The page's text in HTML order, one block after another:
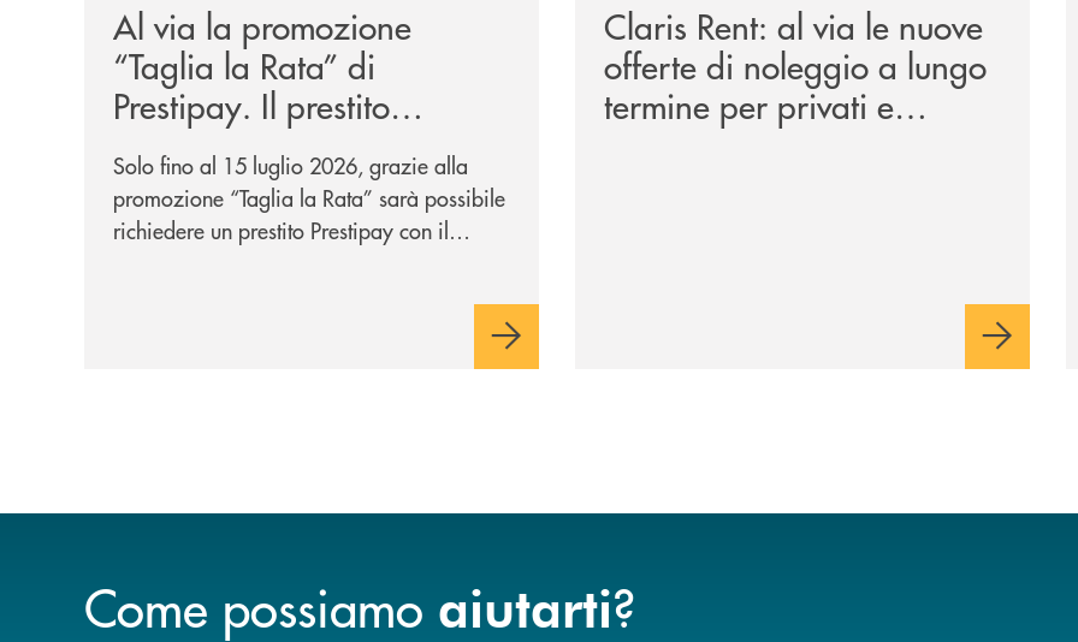
Al via la promozione
“Taglia la Rata” di
Prestipay. Il prestito
personale che si fa in due
per te!
Solo fino al 15 luglio 2026, grazie alla
promozione “Taglia la Rata” sarà possibile
richiedere un prestito Prestipay con il
Claris Rent: al via le nuove
offerte di noleggio a lungo
termine per privati e
Come possiamo aiutarti?